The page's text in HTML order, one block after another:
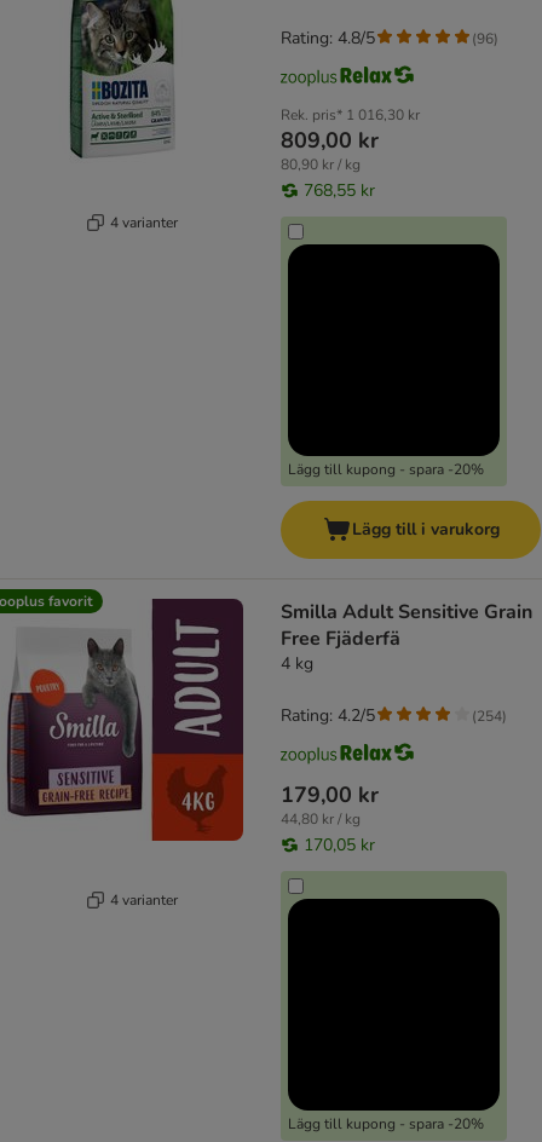
4 varianter
Rek. pris* 1 016,30 kr
809,00 kr
80,90 kr / kg
768,55 kr
Lägg till kupong - spara -20%
Rating: 4.8/5 (96)
Lägg till i varukorg
favorit
4 varianter
Smilla Adult Sensitive Grain
Free Fjäderfä
4 kg
179,00 kr
44,80 kr / kg
170,05 kr
Lägg till kupong - spara -20%
Rating: 4.2/5 (254)